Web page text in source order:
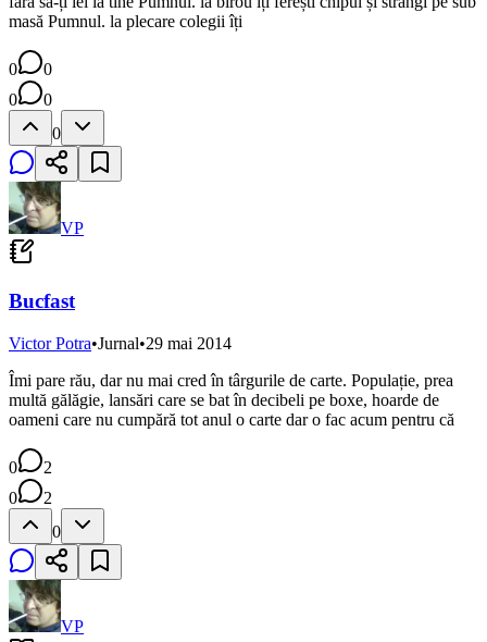
masă Pumnul. la plecare colegii îți
0
0
0
0
0
VP
Bucfast
Victor Potra•Jurnal•29 mai 2014
Îmi pare rău, dar nu mai cred în târgurile de carte. Populație, prea
multă gălăgie, lansări care se bat în decibeli pe boxe, hoarde de
oameni care nu cumpără tot anul o carte dar o fac acum pentru că
0
2
0
2
0
VP